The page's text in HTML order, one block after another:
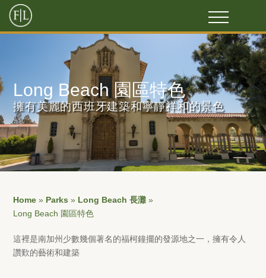
Long Beach 園區特色
擁有美麗的西班牙建築和寧靜祥和的景色
Home » Parks » Long Beach 長灘 »
Long Beach 園區特色
這裡是南加州少數幾個著名的福柯鐘擺的發源地之一，擁有令人
讚歎的藝術和建築